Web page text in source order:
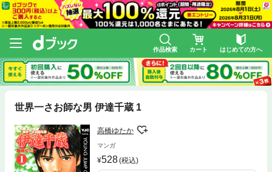
作品検索 カート はじめての方へ
世界一さお師な男 伊達千蔵 1
高橋ゆたか
マンガ
528(税込)